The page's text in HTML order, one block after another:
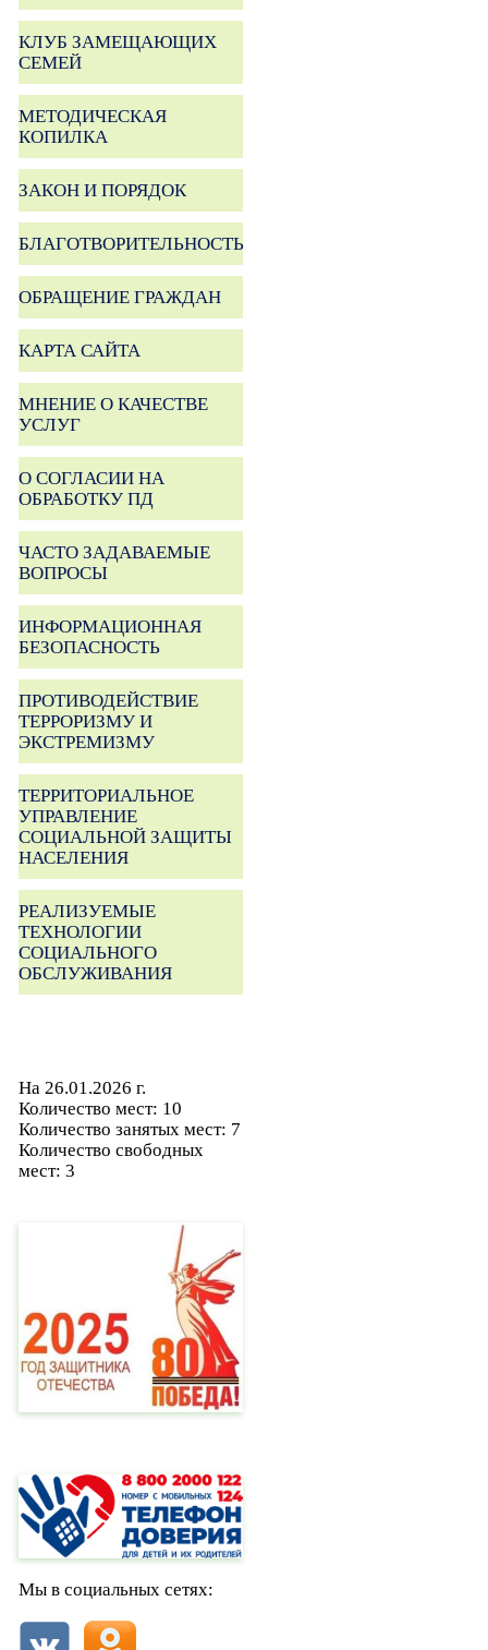
КЛУБ ЗАМЕЩАЮЩИХ
СЕМЕЙ
МЕТОДИЧЕСКАЯ
КОПИЛКА
ЗАКОН И ПОРЯДОК
БЛАГОТВОРИТЕЛЬНОСТЬ
ОБРАЩЕНИЕ ГРАЖДАН
КАРТА САЙТА
МНЕНИЕ О КАЧЕСТВЕ
УСЛУГ
О СОГЛАСИИ НА
ОБРАБОТКУ ПД
ЧАСТО ЗАДАВАЕМЫЕ
ВОПРОСЫ
ИНФОРМАЦИОННАЯ
БЕЗОПАСНОСТЬ
ПРОТИВОДЕЙСТВИЕ
ТЕРРОРИЗМУ И
ЭКСТРЕМИЗМУ
ТЕРРИТОРИАЛЬНОЕ
УПРАВЛЕНИЕ
СОЦИАЛЬНОЙ ЗАЩИТЫ
НАСЕЛЕНИЯ
РЕАЛИЗУЕМЫЕ
ТЕХНОЛОГИИ
СОЦИАЛЬНОГО
ОБСЛУЖИВАНИЯ
На 26.01.2026 г.
Количество мест: 10
Количество занятых мест: 7
Количество свободных
мест: 3
Мы в социальных сетях: